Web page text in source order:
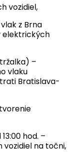
vozidiel,
z Brna
elektrických
–
vlaku
Bratislava-
hod. –
na točni,